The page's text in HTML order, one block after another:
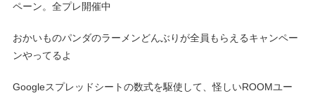
ペーン。全プレ開催中
おかいものパンダのラーメンどんぶりが全員もらえるキャンペー
ンやってるよ
Googleスプレッドシートの数式を駆使して、怪しいROOMユー